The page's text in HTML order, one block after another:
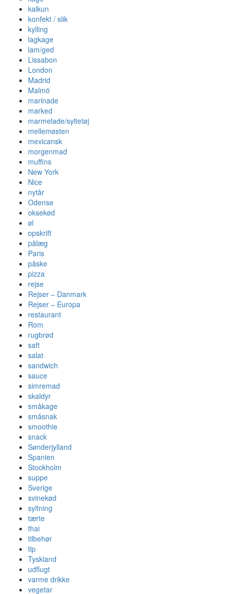
kalkun
konfekt / slik
kylling
lagkage
lam/ged
Lissabon
London
Madrid
Malmö
marinade
marked
marmelade/syltetøj
mellemøsten
mexicansk
morgenmad
muffins
New York
Nice
nytår
Odense
oksekød
øl
opskrift
pålæg
Paris
påske
pizza
rejse
Rejser – Danmark
Rejser – Europa
restaurant
Rom
rugbrød
saft
salat
sandwich
sauce
simremad
skaldyr
småkage
småsnak
smoothie
snack
Sønderjylland
Spanien
Stockholm
suppe
Sverige
svinekød
syltning
tærte
thai
tilbehør
tip
Tyskland
udflugt
varme drikke
vegetar